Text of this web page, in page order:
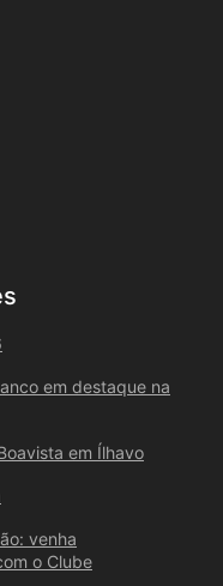
em destaque na
em Ílhavo
venha
o Clube